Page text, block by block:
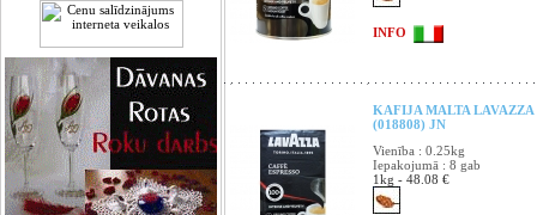
INFO
KAFIJA MALTA LAVAZZA
(018808) JN
Vienība : 0.25kg
Iepakojumā : 8 gab
1kg - 48.08 €